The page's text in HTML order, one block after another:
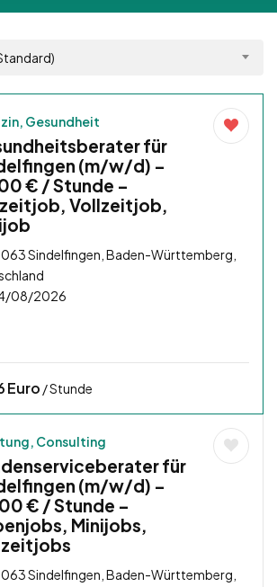
Gesundheit
für
(m/w/d) –
€ / Stunde –
Vollzeitjob,
Sindelfingen, Baden-Württemberg,
08/2026
Euro / Stunde
Consulting
für
(m/w/d) –
€ / Stunde –
Minijobs,
Sindelfingen, Baden-Württemberg,